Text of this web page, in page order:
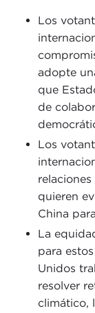
Los
adopte
que
de
Los
quieren
China
La
para
Unidos
resolver
climático,